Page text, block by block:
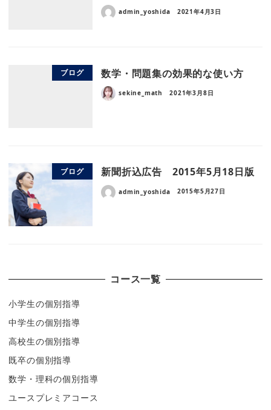
admin_yoshida 2021年4月3日
ブログ 数学・問題集の効果的な使い方
sekine_math 2021年3月8日
ブログ 新聞折込広告 2015年5月18日版
admin_yoshida 2015年5月27日
コース一覧
小学生の個別指導
中学生の個別指導
高校生の個別指導
既卒の個別指導
数学・理科の個別指導
ユースプレミアコース